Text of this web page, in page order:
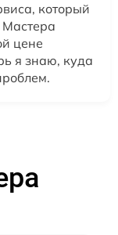
который
цене
я знаю, куда